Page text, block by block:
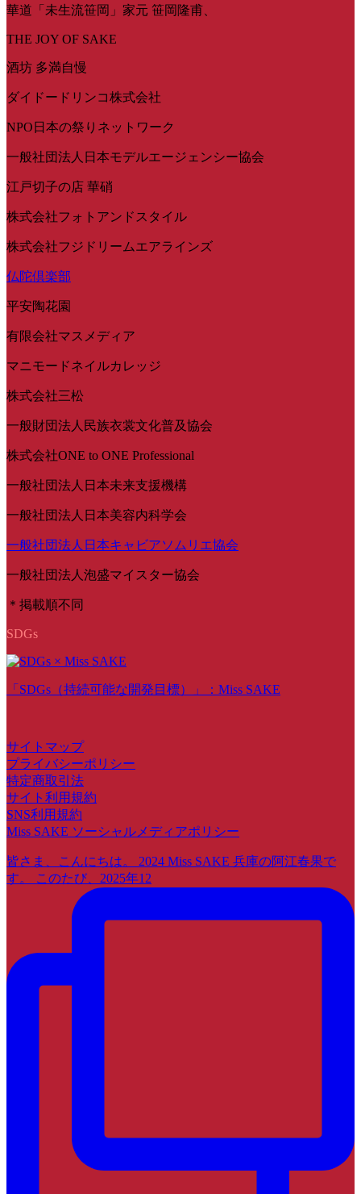
華道「未生流笹岡」家元 笹岡隆甫、
THE JOY OF SAKE
酒坊 多満自慢
ダイドードリンコ株式会社
NPO日本の祭りネットワーク
一般社団法人日本モデルエージェンシー協会
江戸切子の店 華硝
株式会社フォトアンドスタイル
株式会社フジドリームエアラインズ
仏陀倶楽部
平安陶花園
有限会社マスメディア
マニモードネイルカレッジ
株式会社三松
一般財団法人民族衣裳文化普及協会
株式会社ONE to ONE Professional
一般社団法人日本未来支援機構
一般社団法人日本美容内科学会
一般社団法人日本キャビアソムリエ協会
一般社団法人泡盛マイスター協会
＊掲載順不同
SDGs
「SDGs（持続可能な開発目標）」：Miss SAKE
サイトマップ
プライバシーポリシー
特定商取引法
サイト利用規約
SNS利用規約
Miss SAKE ソーシャルメディアポリシー
皆さま、こんにちは。 2024 Miss SAKE 兵庫の阿江春果で
す。 このたび、2025年12